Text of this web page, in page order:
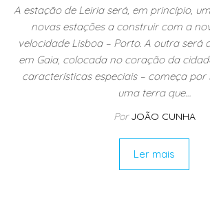
A estação de Leiria será, em princípio,
novas estações a construir com a
velocidade Lisboa – Porto. A outra será
em Gaia, colocada no coração da
características especiais – começa por
uma terra que…
Por JOÃO CUNHA
Ler mais